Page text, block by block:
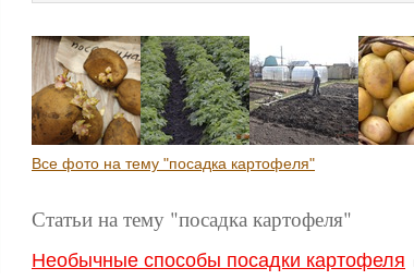
Все фото на тему "посадка картофеля"
Статьи на тему "посадка картофеля"
Необычные способы посадки картофеля